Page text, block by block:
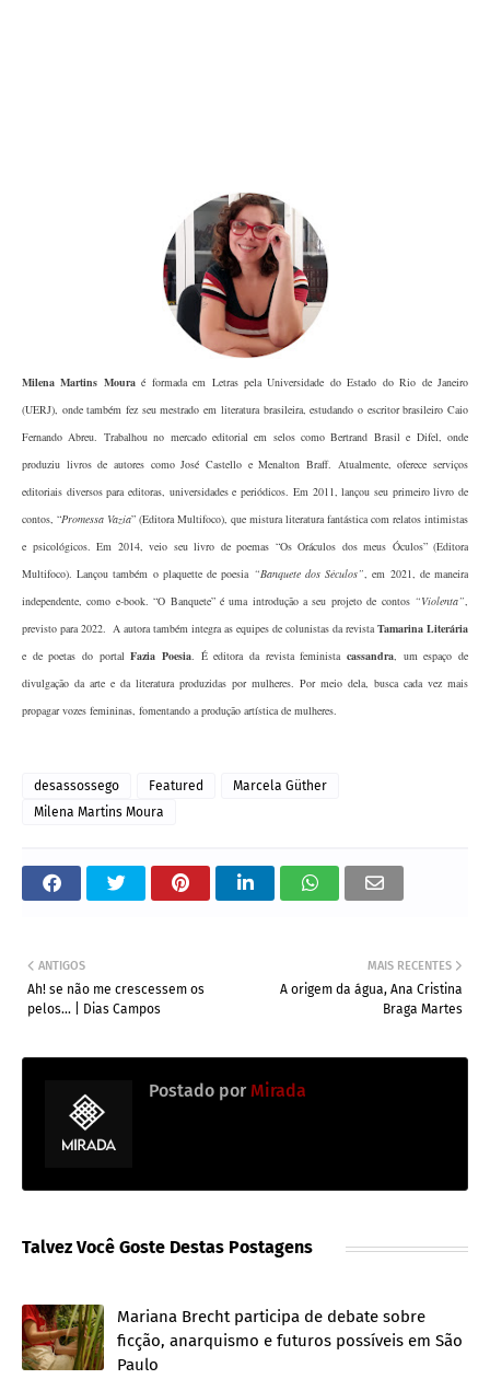
Milena Martins Mouraé formada em Letras pela Universidade do Estado do Rio de Janeiro
(UERJ), onde também fez seu mestrado em literatura brasileira, estudando o escritor brasileiro Caio
Fernando Abreu. Trabalhou no mercado editorial em selos como Bertrand Brasil e Difel, onde
produziu livros de autores como José Castello e Menalton Braff. Atualmente, oferece serviços
editoriais diversos para editoras, universidades e periódicos. Em 2011, lançou seu primeiro livro de
contos, “Promessa Vazia” (Editora Multifoco), que mistura literatura fantástica com relatos intimistas
e psicológicos. Em 2014, veio seu livro de poemas “Os Oráculos dos meus Óculos” (Editora
Multifoco). Lançou também o plaquette de poesia “Banquete dos Séculos”, em 2021, de maneira
independente, como e-book. “O Banquete” é uma introdução a seu projeto de contos “Violenta”,
previsto para 2022. A autora também integra as equipes de colunistas da revistaTamarina Literária
e de poetas do portalFazia Poesia. É editora da revista feministacassandra, um espaço de
divulgação da arte e da literatura produzidas por mulheres. Por meio dela, busca cada vez mais
propagar vozes femininas, fomentando a produção artística de mulheres.
desassossego Featured
Marcela Güther
Milena Martins Moura
MAIS RECENTES
A origem da água, Ana Cristina
Braga Martes
ANTIGOS
Ah! se não me crescessem os
pelos... | Dias Campos
Postado por Mirada
Talvez Você Goste Destas Postagens
Mariana Brecht participa de debate sobre
ficção, anarquismo e futuros possíveis em São
Paulo